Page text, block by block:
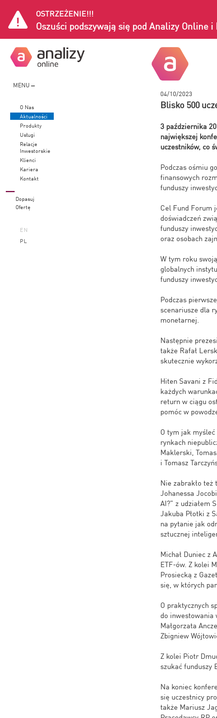
OSTRZEŻENIE!!!
Oszuści podszywają się pod Analizy Online i
MENU
O Nas
Aktualności
Produkty
Usługi
Relacje
Inwestorskie
Klienci
Kariera
Kontakt
Dopasuj
Ofertę
EN
PL
04/10/2023
Blisko 500
3 października
największej
uczestników, co
Podczas ośmiu
finansowych
funduszy
Cel Fund Forum
doświadczeń
funduszy
oraz osobach
W tym roku
globalnych
funduszy
Podczas
scenariusze dla
monetarnej.
Następnie
także Rafał
skutecznie
Hiten Savani z
każdych
return w ciągu
pomóc w
O tym jak
rynkach
Maklerski,
i Tomasz
Nie zabrakło
Johanessa
AI?” z udziałem
Jakuba Płotki z
na pytanie jak
sztucznej
Michał Duniec z
ETF-ów. Z kolei
Prosiecką z
się, w których
O praktycznych
do
Małgorzata
Zbigniew
Z kolei Piotr
szukać funduszy
Na koniec
się uczestnicy
także Mariusz